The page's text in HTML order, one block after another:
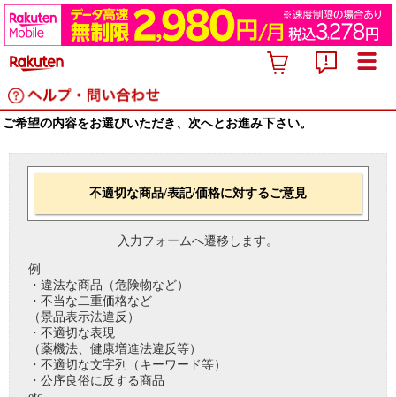
ご希望の内容をお選びいただき、次へとお進み下さい。
不適切な商品/表記/価格に対するご意見
入力フォームへ遷移します。
例
・違法な商品（危険物など）
・不当な二重価格など
（景品表示法違反）
・不適切な表現
（薬機法、健康増進法違反等）
・不適切な文字列（キーワード等）
・公序良俗に反する商品